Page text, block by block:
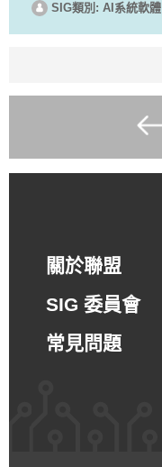
SIG類別: AI系統軟體
關於聯盟
SIG 委員會
常見問題